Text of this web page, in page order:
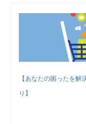
【あなたの困ったを
り】